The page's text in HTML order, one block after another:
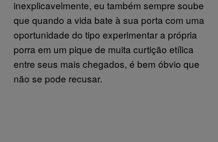
inexplicavelmente, eu também sempre soube
que quando a vida bate à sua porta com uma
oportunidade do tipo experimentar a própria
porra em um pique de muita curtição etílica
entre seus mais chegados, é bem óbvio que
não se pode recusar.